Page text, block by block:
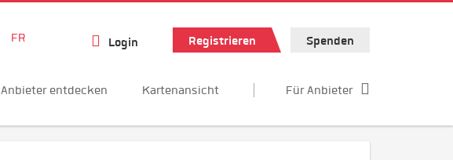
FR Login Registrieren Spenden
Anbieter entdecken Kartenansicht Für Anbieter